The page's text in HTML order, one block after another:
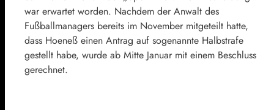
war erwartet worden. Nachdem der Anwalt des
Fußballmanagers bereits im November mitgeteilt hatte,
dass Hoeneß einen Antrag auf sogenannte Halbstrafe
gestellt habe, wurde ab Mitte Januar mit einem Beschluss
gerechnet.